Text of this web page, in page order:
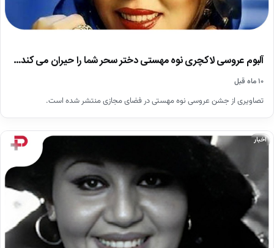
آلبوم عروسی لاکچری نوه مهستی دختر سحر شما را حیران می کند…
۱۰ ماه قبل
تصاویری از جشن عروسی نوه مهستی در فضای مجازی منتشر شده است.
اخبار